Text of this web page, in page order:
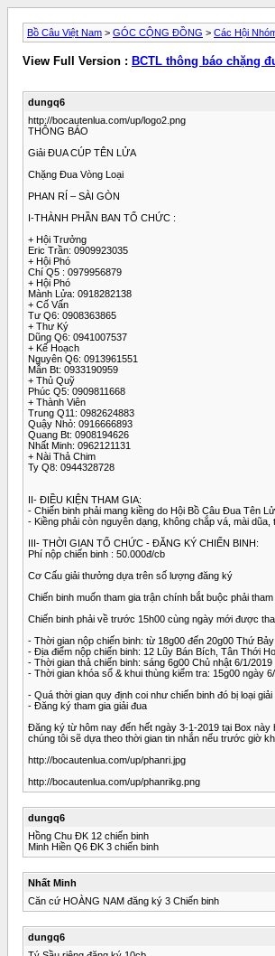
Bồ Câu Việt Nam > GÓC CỘNG ĐỒNG > Các Hội
View Full Version : BCTL thông báo chặng
dungq6
http://bocautenlua.com/up/logo2.png
THÔNG BÁO
Giải ĐUA CÚP TÊN LỬA
Chặng Đua Vòng Loại
PHAN RÍ – SÀI GÒN
I-THÀNH PHẦN BAN TỔ CHỨC :
+ Hội Trưởng
Eric Trần: 0909923035
+ Hội Phó
Chí Q5 : 0979956879
+ Hội Phó
Mành Lửa: 0918282138
+ Cố Vấn
Tư Q6: 0908363865
+ Thư Ký
Dũng Q6: 0941007537
+ Kế Hoạch
Nguyên Q6: 0913961551
Mẫn Bt: 0933190959
+ Thủ Quỹ
Phúc Q5: 0909811668
+ Thành Viên
Trung Q11: 0982624883
Quậy Nhỏ: 0916666893
Quang Bt: 0908194626
Nhất Minh: 0962121131
+ Nài Thả Chim
Ty Q8: 0944328728
II- ĐIỀU KIỆN THAM GIA:
- Chiến binh phải mang kiềng do Hội Bồ Câu Đua Tên
- Kiềng phải còn nguyên dạng, không chắp vá, mài
III- THỜI GIAN TỔ CHỨC - ĐĂNG KÝ CHIẾN BINH:
Phí nộp chiến binh : 50.000đ/cb
Cơ Cấu giải thưởng dựa trên số lượng đăng ký
Chiến binh muốn tham gia trận chính bắt buộc phải
Chiến binh phải về trước 15h00 cùng ngày mới được
- Thời gian nộp chiến binh: từ 18g00 đến 20g00 Thứ
- Địa điểm nộp chiến binh: 12 Lũy Bán Bích, Tân Thới
- Thời gian thả chiến binh: sáng 6g00 Chủ nhật 6/1/2019
- Thời gian khóa sổ & khui thùng kiểm tra: 15g00 ngày
- Quá thời gian quy định coi như chiến binh đó bị loại
- Đăng ký tham gia giải đua
Đăng ký từ hôm nay đến hết ngày 3-1-2019 tại Box
chúng tôi sẽ dựa theo thời gian tin nhắn nếu trước giờ
http://bocautenlua.com/up/phanri.jpg
http://bocautenlua.com/up/phanrikg.png
dungq6
Hồng Chu ĐK 12 chiến binh
Minh Hiền Q6 ĐK 3 chiến binh
Nhất Minh
Căn cứ HOÀNG NAM đăng ký 3 Chiến binh
dungq6